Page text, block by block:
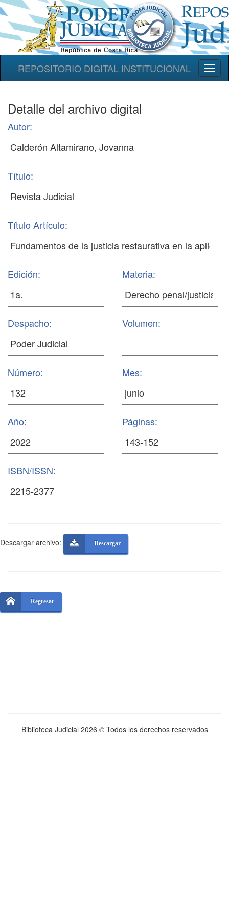
REPOSITORIO DIGITAL INSTITUCIONAL
Detalle del archivo digital
Autor:
Título:
Título Artículo:
Edición: Materia:
Despacho: Volumen:
Número: Mes:
Año: Páginas:
ISBN/ISSN:
Descargar archivo: Descargar
Regresar
Biblioteca Judicial 2026 © Todos los derechos reservados